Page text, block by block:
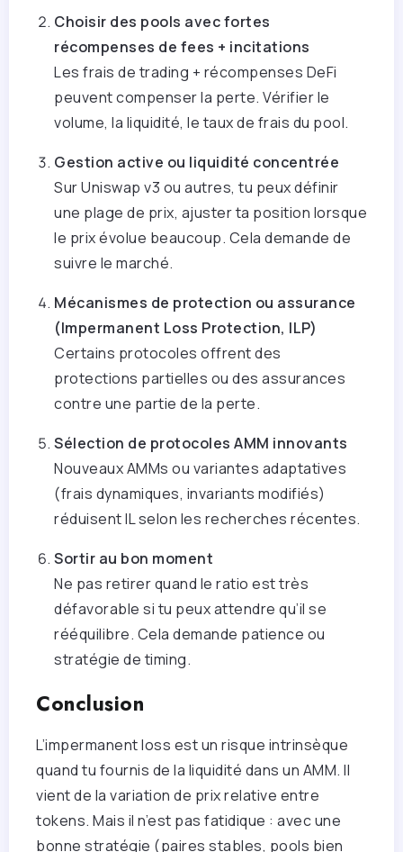
Choisir des pools avec fortes
récompenses de fees + incitations
Les frais de trading + récompenses DeFi
peuvent compenser la perte. Vérifier le
volume, la liquidité, le taux de frais du pool.
Gestion active ou liquidité concentrée
Sur Uniswap v3 ou autres, tu peux définir
une plage de prix, ajuster ta position lorsque
le prix évolue beaucoup. Cela demande de
suivre le marché.
Mécanismes de protection ou assurance
(Impermanent Loss Protection, ILP)
Certains protocoles offrent des
protections partielles ou des assurances
contre une partie de la perte.
Sélection de protocoles AMM innovants
Nouveaux AMMs ou variantes adaptatives
(frais dynamiques, invariants modifiés)
réduisent IL selon les recherches récentes.
Sortir au bon moment
Ne pas retirer quand le ratio est très
défavorable si tu peux attendre qu’il se
rééquilibre. Cela demande patience ou
stratégie de timing.
Conclusion
L’impermanent loss est un risque intrinsèque
quand tu fournis de la liquidité dans un AMM. Il
vient de la variation de prix relative entre
tokens. Mais il n’est pas fatidique : avec une
bonne stratégie (paires stables, pools bien